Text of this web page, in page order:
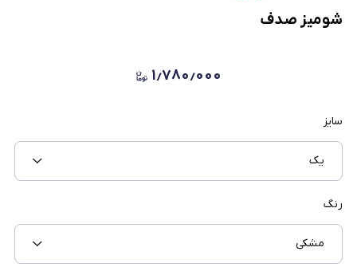
شومیز صدف
۱٫۷۸۰٫۰۰۰
سایز
یک
رنگ
مشکی